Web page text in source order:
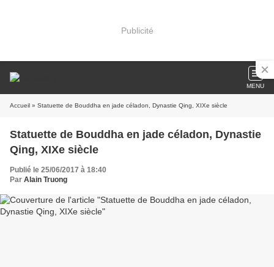
Publicité
MENU
Accueil » Statuette de Bouddha en jade céladon, Dynastie Qing, XIXe siècle
Statuette de Bouddha en jade céladon, Dynastie
Qing, XIXe siècle
Publié le 25/06/2017 à 18:40
Par Alain Truong